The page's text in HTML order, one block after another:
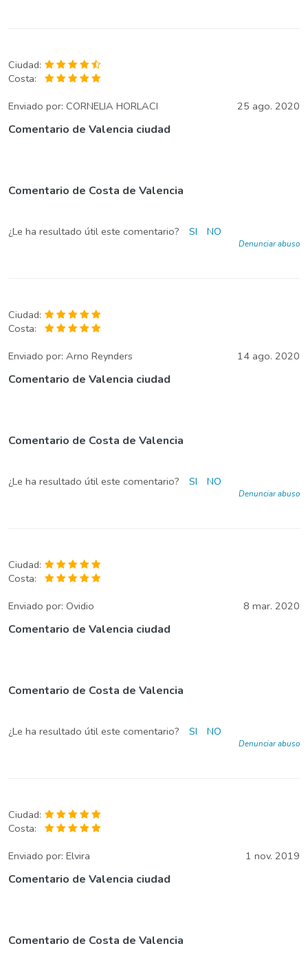
Ciudad:
Costa:
Enviado por: CORNELIA HORLACI 25 ago. 2020
Comentario de Valencia ciudad
Comentario de Costa de Valencia
¿Le ha resultado útil este comentario? SI NO
Denunciar abuso
Ciudad:
Costa:
Enviado por: Arno Reynders 14 ago. 2020
Comentario de Valencia ciudad
Comentario de Costa de Valencia
¿Le ha resultado útil este comentario? SI NO
Denunciar abuso
Ciudad:
Costa:
Enviado por: Ovidio 8 mar. 2020
Comentario de Valencia ciudad
Comentario de Costa de Valencia
¿Le ha resultado útil este comentario? SI NO
Denunciar abuso
Ciudad:
Costa:
Enviado por: Elvira 1 nov. 2019
Comentario de Valencia ciudad
Comentario de Costa de Valencia